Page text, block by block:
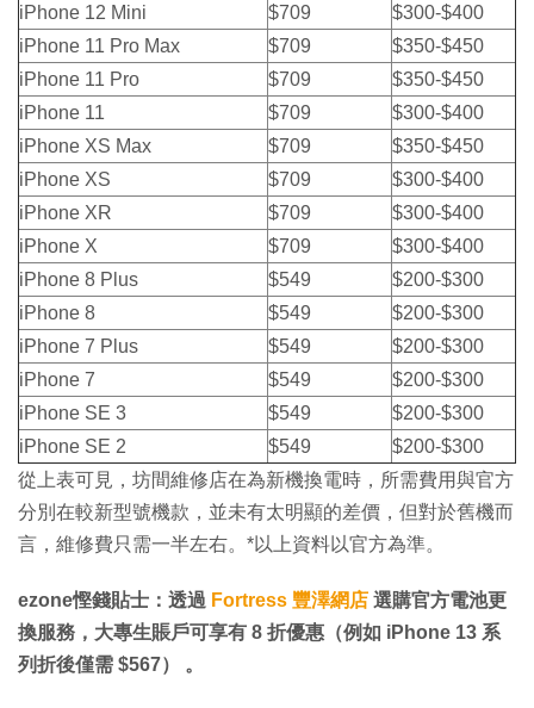
iPhone 12 Mini
$709
$300-$400
iPhone 11 Pro Max
$709
$350-$450
iPhone 11 Pro
$709
$350-$450
iPhone 11
$709
$300-$400
iPhone XS Max
$709
$350-$450
iPhone XS
$709
$300-$400
iPhone XR
$709
$300-$400
iPhone X
$709
$300-$400
iPhone 8 Plus
$549
$200-$300
iPhone 8
$549
$200-$300
iPhone 7 Plus
$549
$200-$300
iPhone 7
$549
$200-$300
iPhone SE 3
$549
$200-$300
iPhone SE 2
$549
$200-$300
從上表可見，坊間維修店在為新機換電時，所需費用與官方
分別在較新型號機款，並未有太明顯的差價，但對於舊機而
言，維修費只需一半左右。*以上資料以官方為準。
ezone慳錢貼士：透過 Fortress 豐澤網店 選購官方電池更
換服務，大專生賬戶可享有 8 折優惠（例如 iPhone 13 系
列折後僅需 $567）
。